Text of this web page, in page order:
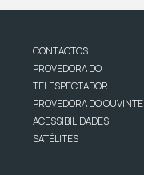
CONTACTOS
PROVEDORA DO
TELESPECTADOR
PROVEDORA DO OUVINTE
ACESSIBILIDADES
SATÉLITES